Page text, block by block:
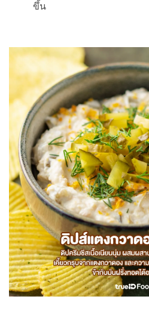
ขึ้น